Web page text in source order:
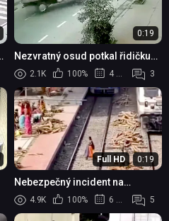
0:19
Nezvratný osud potkal řidičku
vystupující ze zaparkovaného
auta
2.1K 100% 4 měsíce 3
Full HD 0:19
Nebezpečný incident na
nádraží: Uvolněné dřevo mezi
kolejemi vážně zranilo ženu
4.9K 100% 6 měsíců 5